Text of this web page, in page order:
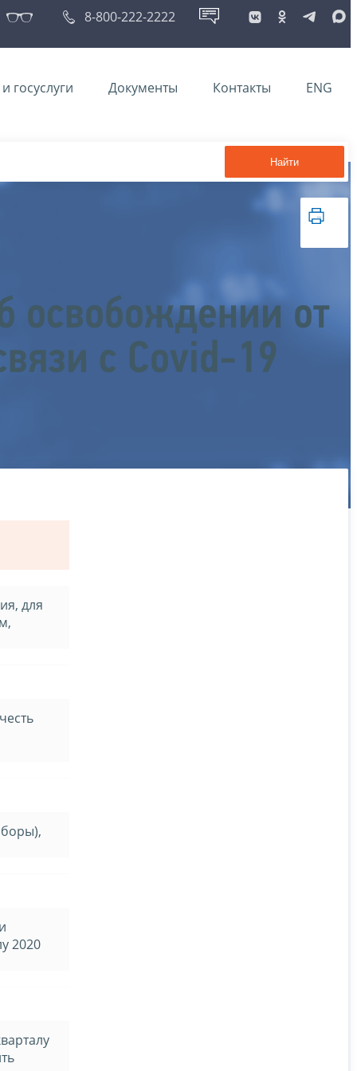
8-800-222-2222
госуслуги Документы Контакты ENG
Найти
освобождении от
с Covid-19
для
2020